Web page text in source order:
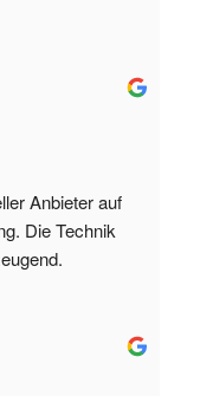
Anbieter auf
Die Technik